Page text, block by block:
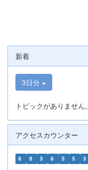
新着
3日分
トピックがありません。
アクセスカウンター
6 8 3 6 5 5 3